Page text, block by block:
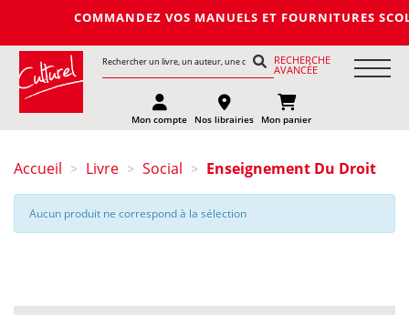
COMMANDEZ VOS MANUELS ET
RECHERCHE
AVANCÉE
Mon compte Nos librairies Mon panier
Accueil > Livre > Social > Enseignement Du Droit
Aucun produit ne correspond à la sélection